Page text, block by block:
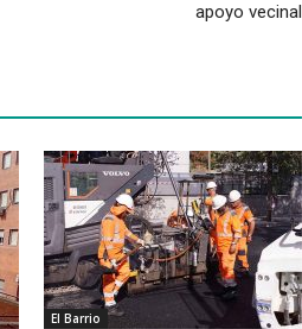
apoyo vecinal
El Barrio